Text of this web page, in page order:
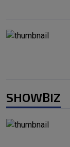
SHOWBIZ